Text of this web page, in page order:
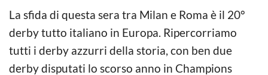
La sfida di questa sera tra Milan e Roma è il 20°
derby tutto italiano in Europa. Ripercorriamo
tutti i derby azzurri della storia, con ben due
derby disputati lo scorso anno in Champions